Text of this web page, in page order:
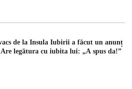
de la Insula Iubirii a făcut un anunț
legătura cu iubita lui: „A spus da!”